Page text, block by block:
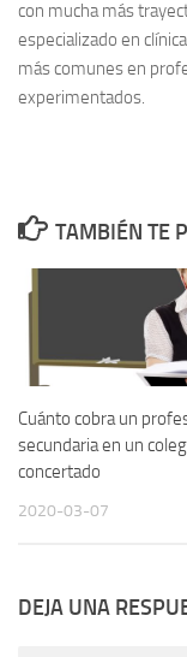
con mucha más
especializado en
más comunes en
experimentados.
TAMBIÉN TE
Cuánto cobra un
secundaria en un
concertado
2020-03-07
DEJA UNA